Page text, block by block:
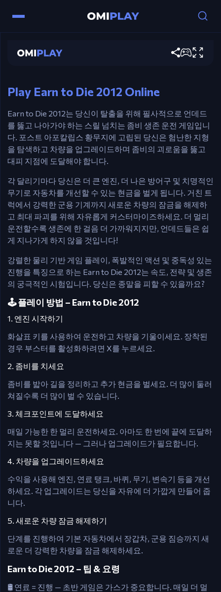
Earn to Die 2012
Ctrl / X – 부스터.
Play Earn to Die 2012 Online
Earn to Die 2012는 당신이 탈출을 위해 필사적으로 언데드
를 뚫고 나아가야 하는 스릴 넘치는 좀비 생존 운전 게임입니
다. 포스트 아포칼립스 황무지에 고립된 당신은 험난한 지형
을 탐색하고 차량을 업그레이드하며 좀비의 괴로움을 뚫고
대피 지점에 도달해야 합니다.
각 달리기마다 당신은 더 큰 엔진, 더 나은 방어구 및 치명적인
무기로 자동차를 개선할 수 있는 현금을 벌게 됩니다. 거친 트
럭에서 강력한 군용 기계까지 새로운 차량의 잠금을 해제하
고 최대 파괴를 위해 자유롭게 커스터마이즈하세요. 더 멀리
운전할수록 생존에 한 걸음 더 가까워지지만, 언데드들은 쉽
게 지나가게 하지 않을 것입니다!
강렬한 물리 기반 게임 플레이, 폭발적인 액션 및 중독성 있는
진행을 특징으로 하는 Earn to Die 2012는 속도, 전략 및 생존
의 궁극적인 시험입니다. 당신은 종말을 피할 수 있을까요?
🕹️ 플레이 방법 – Earn to Die 2012
1. 엔진 시작하기
화살표 키를 사용하여 운전하고 차량을 기울이세요. 장착된
경우 부스터를 활성화하려면 X를 누르세요.
2. 좀비를 치세요
좀비를 밟아 길을 정리하고 추가 현금을 벌세요. 더 많이 둘러
쳐질수록 더 많이 벌 수 있습니다.
3. 체크포인트에 도달하세요
매일 가능한 한 멀리 운전하세요. 아마도 한 번에 끝에 도달하
지는 못할 것입니다 — 그러나 업그레이드가 필요합니다.
4. 차량을 업그레이드하세요
수익을 사용해 엔진, 연료 탱크, 바퀴, 무기, 변속기 등을 개선
하세요. 각 업그레이드는 당신을 자유에 더 가깝게 만들어 줍
니다.
5. 새로운 차량 잠금 해제하기
단계를 진행하여 기본 자동차에서 장갑차, 군용 짐승까지 새
로운 더 강력한 차량을 잠금 해제하세요.
Earn to Die 2012 – 팁 & 요령
🛢️ 연료 = 진행 — 초반 게임은 가스가 중요합니다. 매일 더 멀